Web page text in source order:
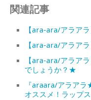
関連記事
【ara-ara/アラア
【ara-ara/アラア
【ara-ara/アラア
でしょうか？★
『araara/アラア
オススメ！ラップス